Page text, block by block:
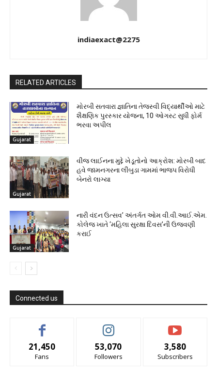
indiaexact@2275
RELATED ARTICLES
Gujarat
મોરબી સતવારા જ્ઞાતિના તેજસ્વી વિદ્યાર્થીઓ માટે
શૈક્ષણિક પુરસ્કાર યોજના, 10 ઓગસ્ટ સુધી ફોર્મ
ભરવા અપીલ
Gujarat
વીજ લાઈનના મુદ્દે ખેડૂતોનો આક્રોશ: મોરબી બાદ
હવે જામનગરના લીંબુડા ગામમાં ભાજપ વિરોધી
બેનરો લાગ્યા
Gujarat
નારી વંદન ઉત્સવ’ અંતર્ગત ઓમ વી.વી.આઈ.એમ.
કોલેજ ખાતે ‘મહિલા સુરક્ષા દિવસ’ની ઉજવણી
કરાઈ
Connected us
21,450
Fans
53,070
Followers
3,580
Subscribers